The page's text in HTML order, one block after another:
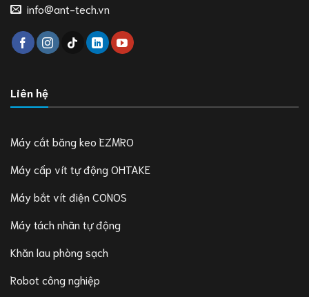
info@ant-tech.vn
Liên hệ
Máy cắt băng keo EZMRO
Máy cấp vít tự động OHTAKE
Máy bắt vít điện CONOS
Máy tách nhãn tự động
Khăn lau phòng sạch
Robot công nghiệp